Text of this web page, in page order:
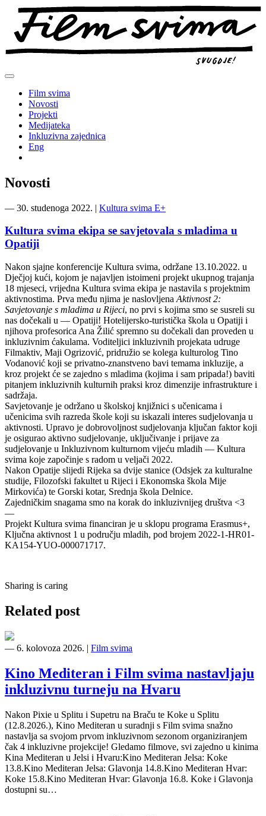
Preskoči
sadržaj
Film svima
Novosti
Projekti
Medijateka
Inkluzivna zajednica
Eng
Novosti
― 30. studenoga 2022. | Kultura svima E+
Kultura svima ekipa se savjetovala s mladima u
Opatiji
Nakon sjajne konferencije Kultura svima, održane 13.10.2022. u
Dječjoj kući, kojom je najavljen istoimeni projekt ukupnog trajanja
18 mjeseci, vrijedna Kultura svima ekipa je nastavila s projektnim
aktivnostima. Prva među njima je naslovljena Aktivnost 2:
Savjetovanje s mladima u Rijeci, no prvi s kojima smo se susreli su
nas dočekali u — Opatiji! Hotelijersko-turistička škola u Opatiji i
njihova profesorica Ana Žilić spremno su dočekali dan proveden u
inkluzivnim ćakulama. Voditeljici inkluzivnih projekata udruge
Filmaktiv, Maji Ogrizović, pridružio se kolega kulturolog Tino
Vodanović koji se privatno-znanstveno bavi temama inkluzije, a
kroz projekt će se zajedno s mladima (kojima i sam pripada!) baviti
pitanjem inkluzivnih kulturnih praksi kroz dimenzije infrastrukture i
sadržaja.
Savjetovanje je održano u školskoj knjižnici s učenicama i
učenicima svih razreda škole koji su iskazali interes sudjelovanja u
aktivnosti. Upravo je dobrovoljnost sudjelovanja ključan faktor koji
je osigurao aktivno sudjelovanje, uključivanje i prijave za
sudjelovanje u Inkluzivnom kulturnom vijeću mladih — Kultura
svima koje započinje s radom u veljači 2022.
Nakon Opatije slijedi Rijeka sa dvije stanice (Odsjek za kulturalne
studije, Filozofski fakultet u Rijeci i Ekonomska škola Mije
Mirkovića) te Gorski kotar, Srednja škola Delnice.
Zajedničkim snagama smo na korak do inkluzivnijeg društva <3
—
Projekt Kultura svima financiran je u sklopu programa Erasmus+,
Ključna aktivnost 1 u području mladih, pod brojem 2022-1-HR01-
KA154-YUO-000071717.
Sharing is caring
Related post
― 6. kolovoza 2026. | Film svima
Kino Mediteran i Film svima nastavljaju
inkluzivnu turneju na Hvaru
Nakon Pixie u Splitu i Supetru na Braču te Koke u Splitu
(12.8.2026.), Kino Mediteran u suradnji s Film svima snažno
nastavlja sa svojom prvom inkluzivnom sezonom organiziranjem
čak 4 inkluzivne projekcije! Gledamo filmove, svi zajedno u kinima
Kina Mediteran u Jelsi i Hvaru:Kino Mediteran Jelsa: Koke
13.8.Kino Mediteran Jelsa: Glavonja 14.8.Kino Mediteran Hvar:
Koke 15.8.Kino Mediteran Hvar: Glavonja 16.8. Koke i Glavonja
dostupni su…